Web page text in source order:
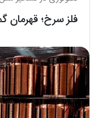
فلز سرخ؛ قهرمان